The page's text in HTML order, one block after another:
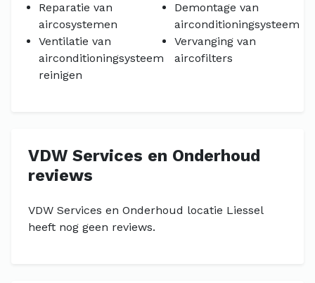
Reparatie van
aircosystemen
Demontage van
airconditioningsysteem
Ventilatie van
airconditioningsysteem
reinigen
Vervanging van
aircofilters
VDW Services en Onderhoud
reviews
VDW Services en Onderhoud locatie Liessel
heeft nog geen reviews.